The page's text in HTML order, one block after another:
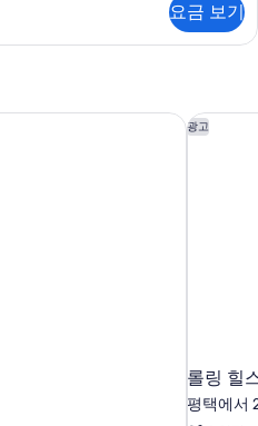
요금 보기
광고
롤링 힐
평택에서
롤링 힐